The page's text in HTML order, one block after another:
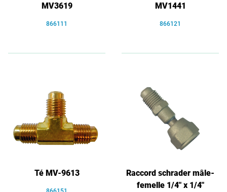
MV3619
866111
MV1441
866121
Té MV-9613
Raccord schrader mâle-
femelle 1/4" x 1/4"